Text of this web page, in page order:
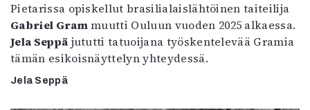
Pietarissa opiskellut brasilialaislähtöinen taiteilija
Gabriel Grammuutti Ouluun vuoden 2025 alkaessa.
Jela Seppä jututti tatuoijana työskentelevää Gramia
tämän esikoisnäyttelyn yhteydessä.
Jela Seppä